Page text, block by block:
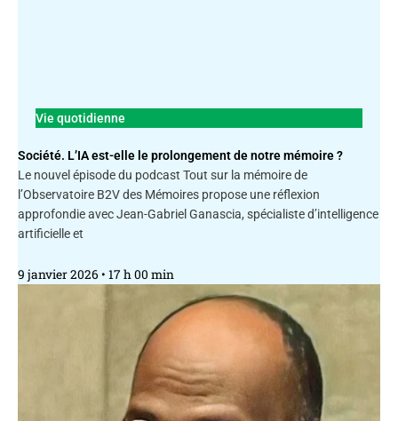
Vie quotidienne
Société. L’IA est-elle le prolongement de notre mémoire ?
Le nouvel épisode du podcast Tout sur la mémoire de
l’Observatoire B2V des Mémoires propose une réflexion
approfondie avec Jean-Gabriel Ganascia, spécialiste d’intelligence
artificielle et
9 janvier 2026 17 h 00 min